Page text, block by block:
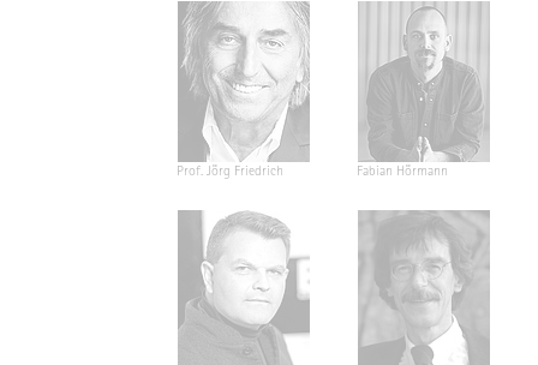
Prof. Jörg Friedrich Fabian Hörmann